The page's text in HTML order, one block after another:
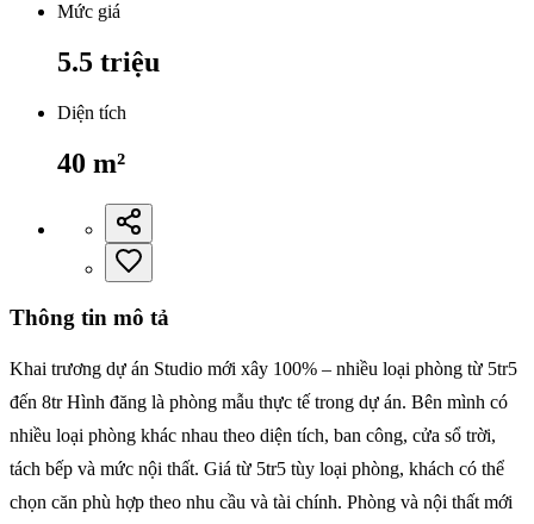
Mức giá
5.5 triệu
Diện tích
40 m²
Thông tin mô tả
Khai trương dự án Studio mới xây 100% – nhiều loại phòng từ 5tr5
đến 8tr Hình đăng là phòng mẫu thực tế trong dự án. Bên mình có
nhiều loại phòng khác nhau theo diện tích, ban công, cửa sổ trời,
tách bếp và mức nội thất. Giá từ 5tr5 tùy loại phòng, khách có thể
chọn căn phù hợp theo nhu cầu và tài chính. Phòng và nội thất mới